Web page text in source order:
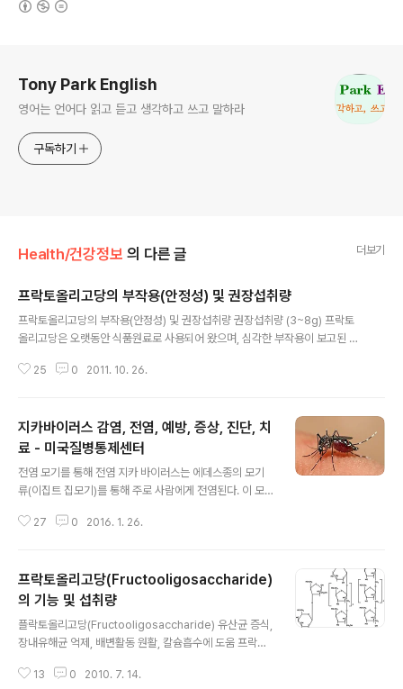
Tony Park English
영어는 언어다 읽고 듣고 생각하고 쓰고 말하라
구독하기
Health/건강정보 의 다른 글 더보기
프락토올리고당의 부작용(안정성) 및 권장섭취량
프락토올리고당의 부작용(안정성) 및 권장섭취량 권장섭취량 (3~8g) 프락토
올리고당은 오랫동안 식품원료로 사용되어 왔으며, 심각한 부작용이 보고된 바
식품이 과다 섭취하면 부작용이 발생하듯이 프락토올리고당도 과다 섭취하면
이상 섭취하면 “더부룩한 느낌”의 부작용을 보인다. 따라서, 일일 섭취량은 기
능성 인체적용시험 자료를 토대로 “3~8 g”이 적당하다. 제안된 섭취량 이상으
로 섭취하더라도 기능성이 더 좋아지는 것은 아니다. 오히려 30 g 이상 섭취하
면 “더부룩한 ..
25 0 2011. 10. 26.
지카바이러스 감염, 전염, 예방, 증상, 진단, 치
료 - 미국질병통제센터
전염 모기를 통해 전염 지카 바이러스는 에데스종의 모기
류(이집트 집모기)를 통해 주로 사람에게 전염된다. 이 모
다. - 이 모기들은 양동이, 그릇, 동물 사료그릇, 꽃병 등 정
있는 실외에도 산다. - 감염된 사람을 물면 바이러스에 감
염되며, 이 모기가 다른 사람을 물면 감염시킬 수 있다. 드
물게 엄마에게서 아이에게 전염된다. - 출산에 가까운 시기
에 감염된 산모가 출산시에 아기에게 전염시킬 수 있으나,
드문 경우임. - 임신 중에 산모로부터 태아로 전염될 수 있
다. 이런 경로의 감염은 현재 조사중이다. - 현재까지 모유
27 0 2016. 1. 26.
프락토올리고당(Fructooligosaccharide)
의 기능 및 섭취량
플락토올리고당(Fructooligosaccharide) 유산균 증식,
장내유해균 억제, 배변활동 원활, 칼슘흡수에 도움 프락토
꿀, 치커리 뿌리 등과 같은 채소나 버섯, 과일류 등에 포함
13 0 2010. 7. 14.